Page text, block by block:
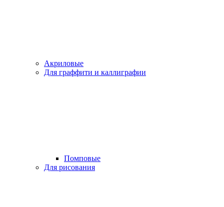
Акриловые
Для граффити и каллиграфии
Помповые
Для рисования